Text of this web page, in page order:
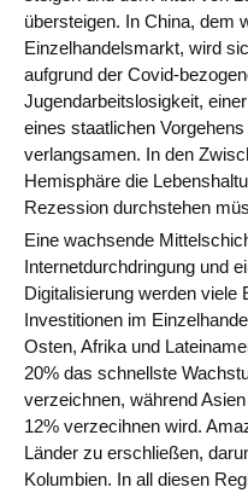
übersteigen. In China, dem
Einzelhandelsmarkt, wird
aufgrund der Covid-
Jugendarbeitslosigkeit,
eines staatlichen
verlangsamen. In den
Hemisphäre die
Rezession durchstehen
Eine wachsende
Internetdurchdringung und
Digitalisierung werden viele
Investitionen im
Osten, Afrika und
20% das schnellste
verzeichnen, während
12% verzecihnen wird.
Länder zu erschließen,
Kolumbien. In all diesen